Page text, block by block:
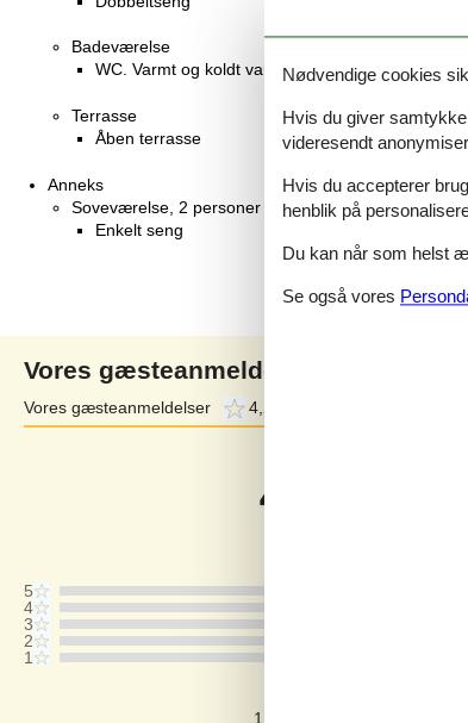
Badeværelse
WC. Varmt og koldt vand, Bruser
Terrasse
Åben terrasse
Anneks
Soveværelse, 2 personer
Enkelt seng
Vores gæsteanmeldelser
Vores gæsteanmeldelser 4,2
4,2
5
4
3
2
1
1 vurdering har kommentar
Nødvendige cookies
Hvis du giver
videresendt
Hvis du accepterer
henblik på
Du kan når som helst
Se også vores